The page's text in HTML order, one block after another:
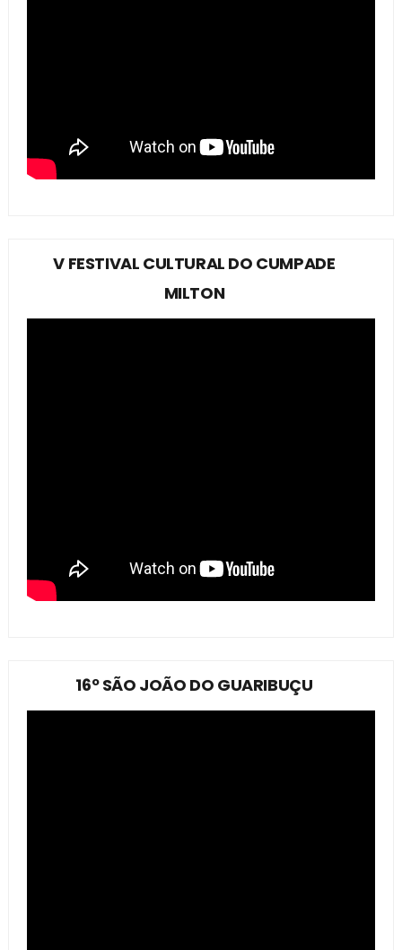
V FESTIVAL CULTURAL DO CUMPADE
MILTON
16º SÃO JOÃO DO GUARIBUÇU